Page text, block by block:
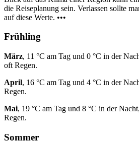
die Reiseplanung sein. Verlassen sollte
auf diese Werte. •••
Frühling
März, 11 °C am Tag und 0 °C in der
oft Regen.
April, 16 °C am Tag und 4 °C in der
Regen.
Mai, 19 °C am Tag und 8 °C in der
Regen.
Sommer